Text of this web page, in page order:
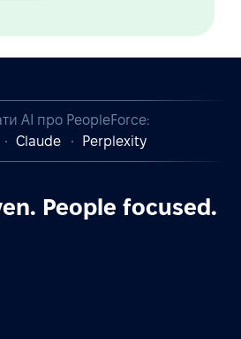
AI про PeopleForce:
Claude Perplexity
People focused.